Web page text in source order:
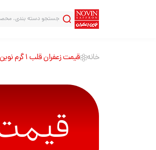
سری بینهایت
خانه قیمت زعفران قلب 1 گرم نوین زعفران
قیمت